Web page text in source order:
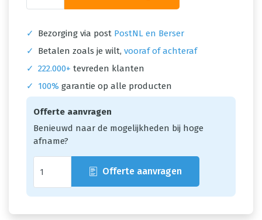
✓ Bezorging via post PostNL en Berser
✓
Betalen zoals je wilt, vooraf of achteraf
✓ 222.000+ tevreden klanten
✓
100% garantie op alle producten
Offerte aanvragen
Benieuwd naar de mogelijkheden bij hoge
afname?
Offerte aanvragen